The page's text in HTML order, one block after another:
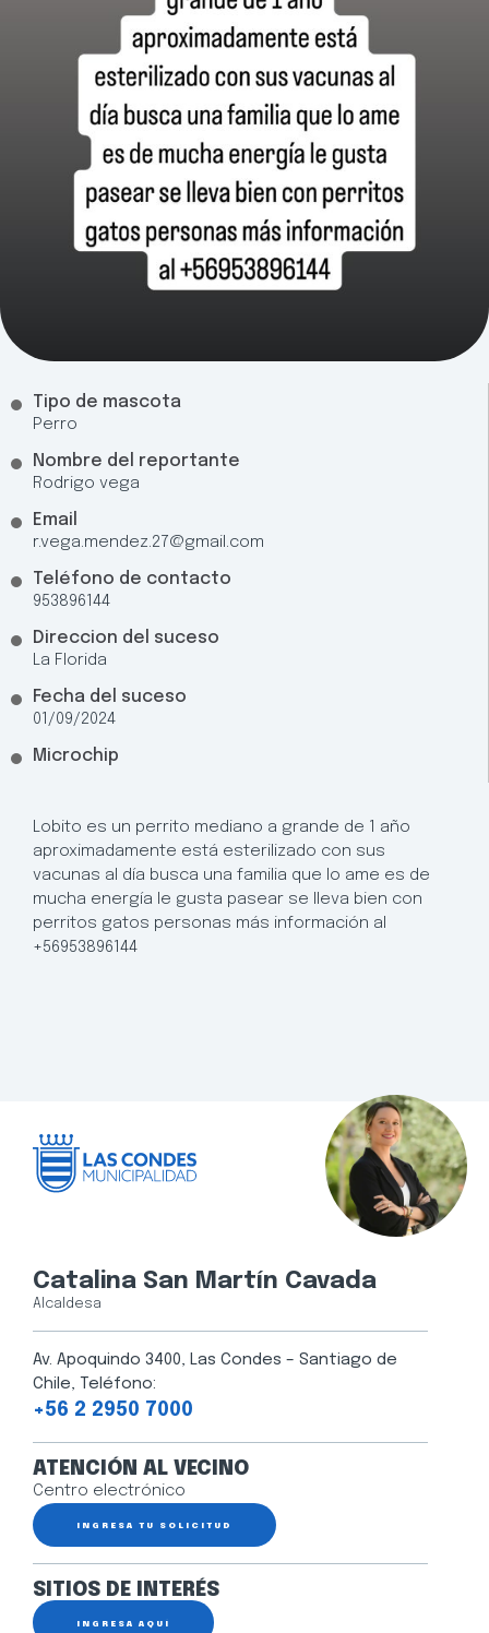
Tipo de mascota
Perro
Nombre del reportante
Rodrigo vega
Email
r.vega.mendez.27@gmail.com
Teléfono de contacto
953896144
Direccion del suceso
La Florida
Fecha del suceso
01/09/2024
Microchip
Lobito es un perrito mediano a grande de 1 año
aproximadamente está esterilizado con sus
vacunas al día busca una familia que lo ame es de
mucha energía le gusta pasear se lleva bien con
perritos gatos personas más información al
+56953896144
Catalina San Martín Cavada
Alcaldesa
Av. Apoquindo 3400, Las Condes – Santiago de
Chile, Teléfono:
+56 2 2950 7000
ATENCIÓN AL VECINO
Centro electrónico
INGRESA TU SOLICITUD
SITIOS DE INTERÉS
INGRESA AQUÍ